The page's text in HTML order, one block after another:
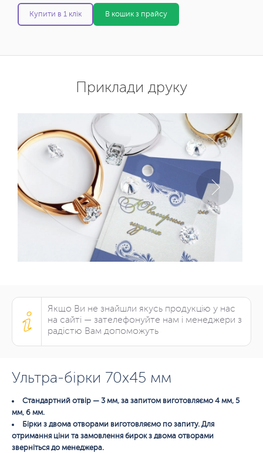
Купити в 1 клік В кошик з прайсу
Приклади друку
Якщо Ви не знайшли якусь продукцію у нас
на сайті — зателефонуйте нам і менеджери з
радістю Вам допоможуть
Ультра-бірки 70х45 мм
Стандартний отвір — 3 мм, за запитом виготовляємо 4 мм, 5
мм, 6 мм.
Бірки з двома отворами виготовляємо по запиту. Для
отримання ціни та замовлення бирок з двома отворами
зверніться до менеджера.